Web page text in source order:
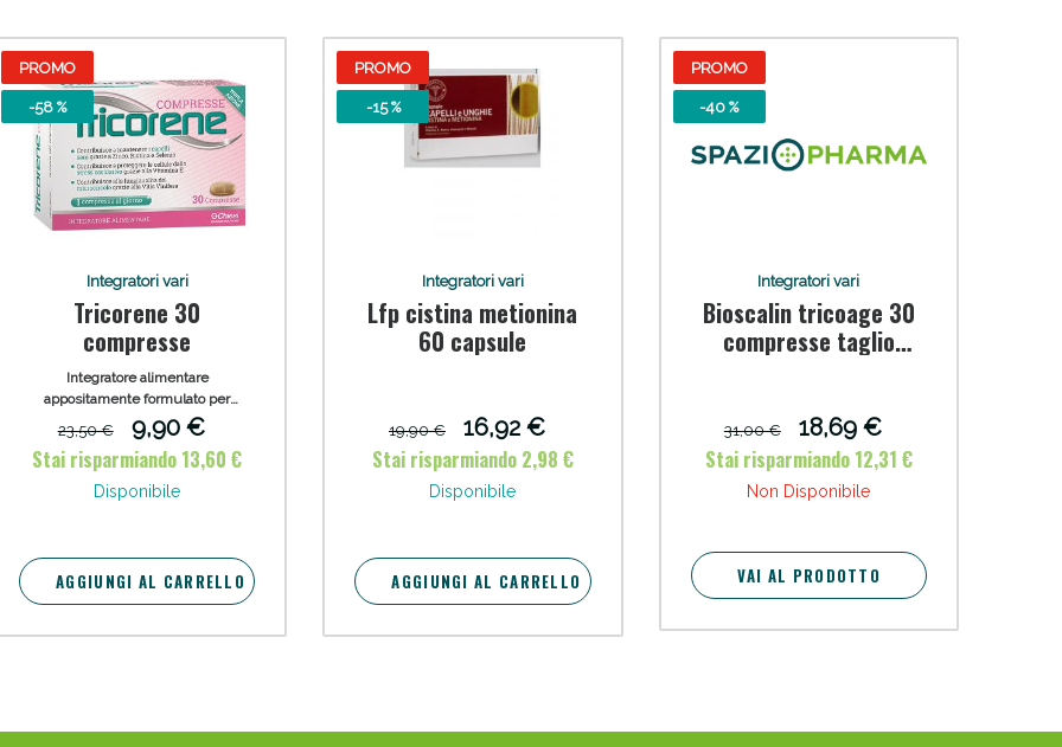
PROMO
-58 %
Integratori vari
Tricorene 30
compresse
Integratore alimentare
appositamente formulato per
favorire la crescita di capelli e
unghie e la funzionalità del
microcircolo
23,50 €
9,90 €
Stai risparmiando 13,60 €
Disponibile
AGGIUNGI AL CARRELLO
PROMO
-15 %
Integratori vari
Lfp cistina metionina
60 capsule
19,90 €
16,92 €
Stai risparmiando 2,98 €
Disponibile
AGGIUNGI AL CARRELLO
PROMO
-40 %
Integratori vari
Bioscalin tricoage 30
compresse taglio
31,00 €
18,69 €
Stai risparmiando 12,31 €
Non Disponibile
VAI AL PRODOTTO
e Fanghi: Sconto fino al 40% valido oggi!
Sconto fino al 55% disponibile oggi!